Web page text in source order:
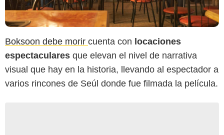
Boksoon debe morir cuenta con locaciones
espectaculares que elevan el nivel de narrativa
visual que hay en la historia, llevando al espectador a
varios rincones de Seúl donde fue filmada la película.